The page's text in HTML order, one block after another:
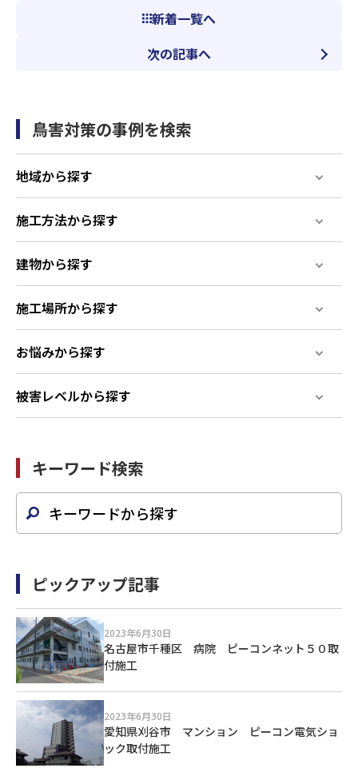
新着一覧へ
次の記事へ
鳥害対策の事例を検索
地域から探す
施工方法から探す
建物から探す
施工場所から探す
お悩みから探す
被害レベルから探す
キーワード検索
ピックアップ記事
2023年6月30日
名古屋市千種区 病院 ピーコンネット５０取
付施工
2023年6月30日
愛知県刈谷市 マンション ピーコン電気ショ
ック取付施工